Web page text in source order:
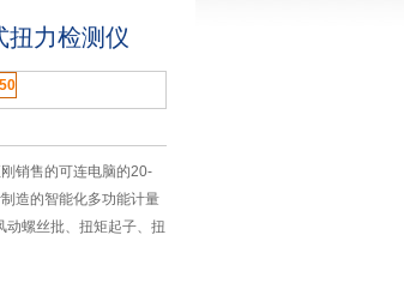
扭力检测仪
销售的可连电脑的20-
造的智能化多功能计量
动螺丝批、扭矩起子、扭